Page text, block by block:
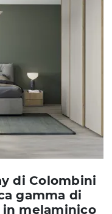
di Colombini
gamma di
melaminico